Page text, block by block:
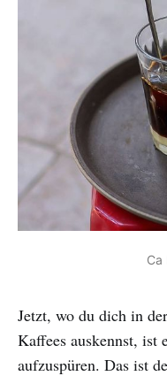
Ca
Jetzt, wo du dich in
Kaffees auskennst, ist
aufzuspüren. Das ist